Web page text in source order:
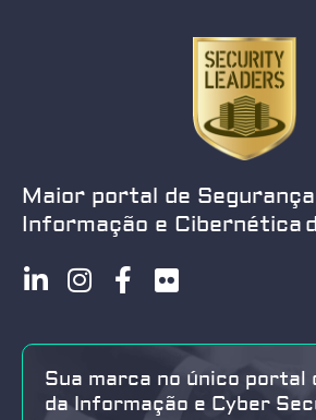
Maior portal de
Informação e Cibernética
Sua marca no único portal
da Informação e Cyber